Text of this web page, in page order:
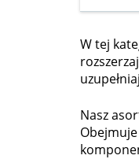
W tej
Nasz